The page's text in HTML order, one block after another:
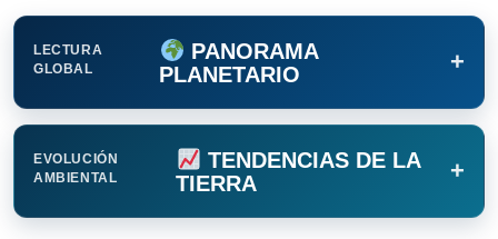
LECTURA
GLOBAL
PANORAMA
PLANETARIO
+
EVOLUCIÓN
AMBIENTAL
TENDENCIAS DE LA
TIERRA
+